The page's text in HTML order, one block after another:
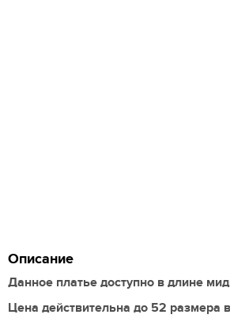
Описание
Данное платье доступно в длине
Цена действительна до 52 размера